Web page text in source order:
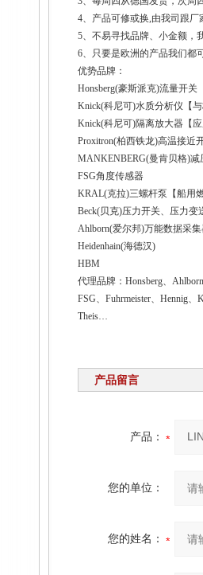
4、产品可修或换,由我司跟厂
5、不易寻找品牌、小金额，
6、只要是欧洲的产品我们都
优势品牌：
Honsberg(豪斯派克)流量开关
Knick(科尼可)水质分析仪【
Knick(科尼可)隔离放大器【
Proxitron(柏西铁龙)高温接近
MANKENBERG(曼肯贝格)减
FSG角度传感器
KRAL(克拉)三螺杆泵【船用
Beck(贝克)压力开关、压力变
Ahlborn(爱尔邦)万能数据采
Heidenhain(海德汉)
HBM
代理品牌：Honsberg、
FSG、Fuhrmeister、Hennig、
Theis…
产品留言
产品：
您的单位：
您的姓名：